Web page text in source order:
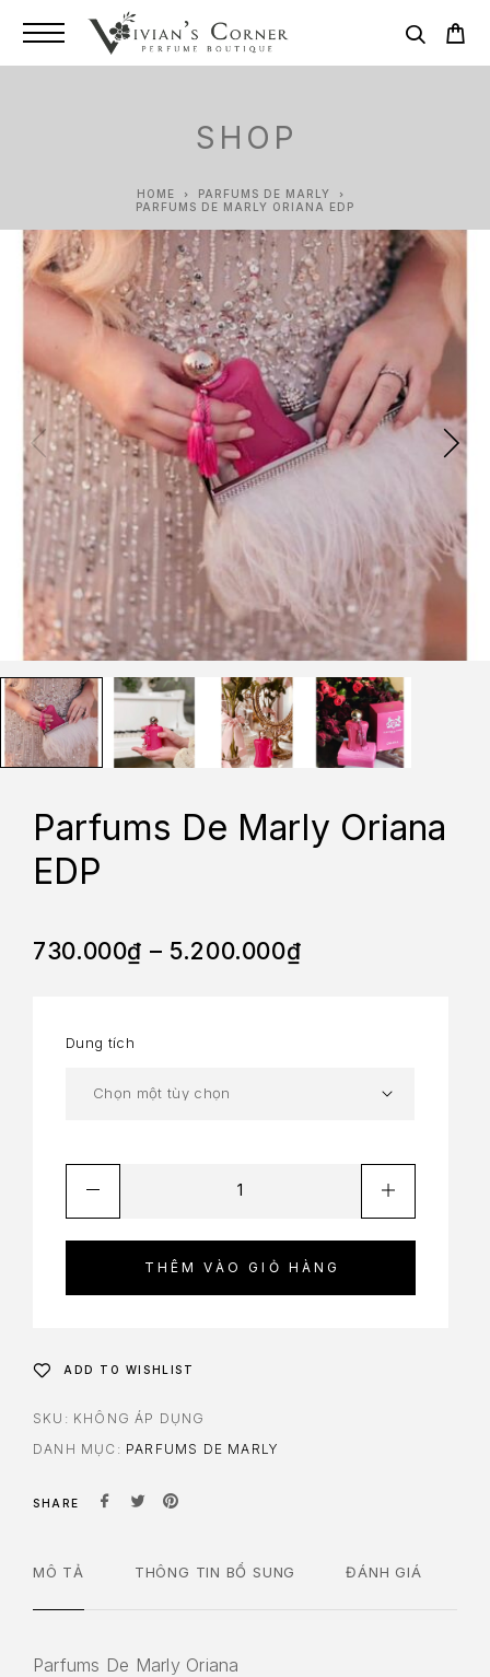
SHOP
HOME
PARFUMS DE MARLY
PARFUMS DE MARLY ORIANA EDP
Parfums De Marly Oriana
EDP
730.000₫ – 5.200.000₫
Dung tích
THÊM VÀO GIỎ HÀNG
ADD TO WISHLIST
SKU: KHÔNG ÁP DỤNG
DANH MỤC: PARFUMS DE MARLY
SHARE
MÔ TẢ THÔNG TIN BỔ SUNG ĐÁNH GIÁ
Parfums De Marly Oriana